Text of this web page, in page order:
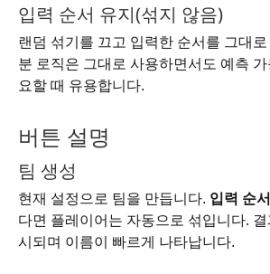
입력 순서 유지(섞지 않음)
랜덤 섞기를 끄고 입력한 순서를 그대
분 로직은 그대로 사용하면서도 예측
요할 때 유용합니다.
버튼 설명
팀 생성
현재 설정으로 팀을 만듭니다. 입력 순
다면 플레이어는 자동으로 섞입니다.
시되며 이름이 빠르게 나타납니다.